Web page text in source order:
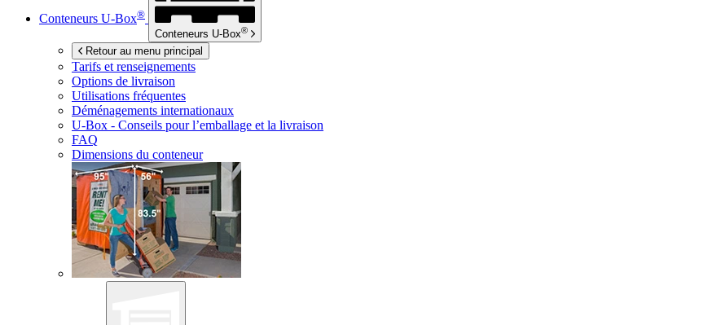
Conteneurs U-Box®
Conteneurs U-Box®
Retour au menu principal
Tarifs et renseignements
Options de livraison
Utilisations fréquentes
Déménagements internationaux
U-Box - Conseils pour l’emballage et la livraison
FAQ
Dimensions du conteneur